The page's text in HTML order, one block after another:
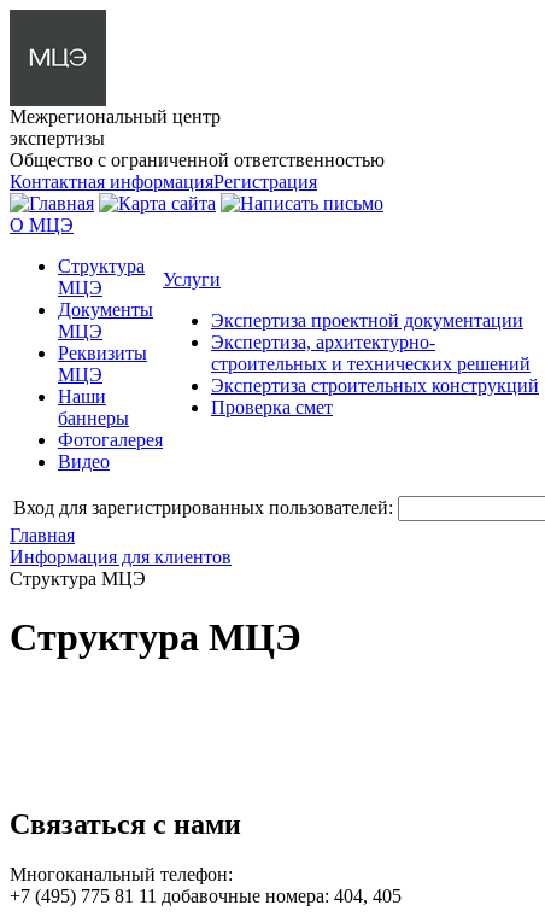
Межрегиональный центр
экспертизы
Общество с ограниченной ответственностью
Контактная информацияРегистрация
О МЦЭ
Структура
МЦЭ
Документы
МЦЭ
Реквизиты
МЦЭ
Наши
баннеры
Фотогалерея
Видео
Услуги
Экспертиза проектной документации
Экспертиза, архитектурно-
строительных и технических решений
Экспертиза строительных конструкций
Проверка смет
Вход для зарегистрированных пользователей:
Главная
Информация для клиентов
Структура МЦЭ
Структура МЦЭ
Связаться с нами
Многоканальный телефон:
+7 (495) 775 81 11 добавочные номера: 404, 405